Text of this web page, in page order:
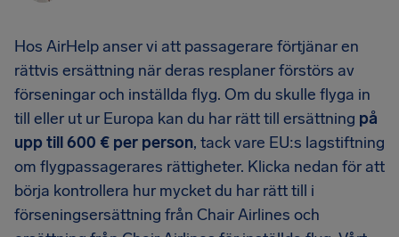
Hos AirHelp anser vi att passagerare förtjänar en
rättvis ersättning när deras resplaner förstörs av
förseningar och inställda flyg. Om du skulle flyga in
till eller ut ur Europa kan du har rätt till ersättning på
upp till 600 € per person, tack vare EU:s lagstiftning
om flygpassagerares rättigheter. Klicka nedan för att
börja kontrollera hur mycket du har rätt till i
förseningsersättning från Chair Airlines och